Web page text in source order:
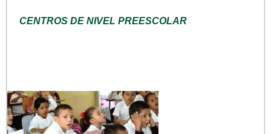
CENTROS DE NIVEL PREESCOLAR